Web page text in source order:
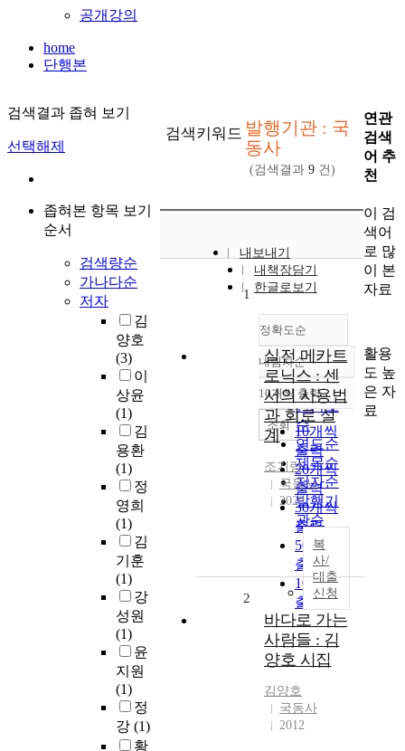
공개강의
home
단행본
검색결과 좁혀 보기
선택해제
좁혀본 항목 보기
순서
검색량순
가나다순
저자
김
양호
(3)
이
상윤
(1)
김
용환
(1)
정
영희
(1)
김
기훈
(1)
강
성원
(1)
윤
지원
(1)
정
강 (1)
황
검색키워드 발행기관 : 국
동사
(검색결과 9 건)
내보내기
내책장담기
한글로보기
정확도순
정확도
순
인기도
순
연도순
제목순
저자순
발행기
관순
내림차순
내림차순
10개씩 출력
10개씩
출력
20개씩
출력
30개씩
출력
50개씩
출력
100개씩
출력
조회
1
실전 메카트
로닉스 : 센
서의 사용법
과 회로 설
계
조기량
국동사
2020
복
사/
대출
신청
2
바다로 가는
사람들 : 김
양호 시집
김양호
국동사
2012
연관
검색
어 추
천
이 검
색어
로 많
이 본
자료
활용
도 높
은 자
료